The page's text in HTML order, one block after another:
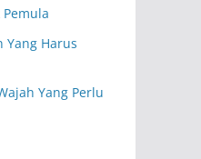
Yang Harus
Yang Perlu